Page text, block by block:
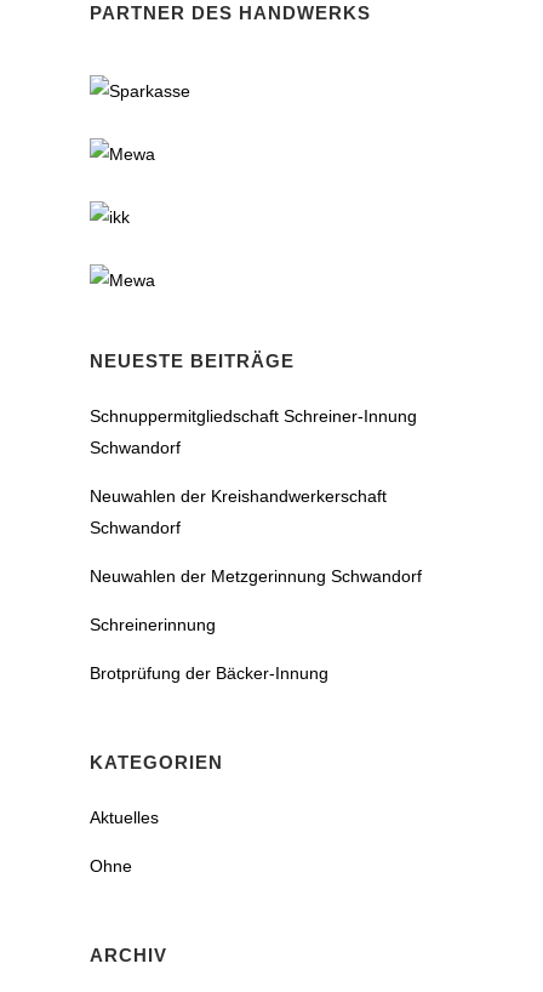
PARTNER DES HANDWERKS
NEUESTE BEITRÄGE
Schnuppermitgliedschaft Schreiner-Innung
Schwandorf
Neuwahlen der Kreishandwerkerschaft
Schwandorf
Neuwahlen der Metzgerinnung Schwandorf
Schreinerinnung
Brotprüfung der Bäcker-Innung
KATEGORIEN
Aktuelles
Ohne
ARCHIV